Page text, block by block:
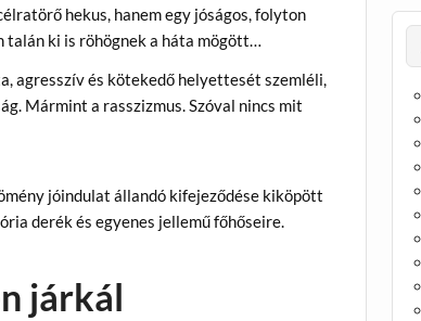
hekus, hanem egy jóságos, folyton
talán ki is röhögnek a háta mögött…
agresszív és kötekedő helyettesét szemléli,
Mármint a rasszizmus. Szóval nincs mit
jóindulat állandó kifejeződése kiköpött
derék és egyenes jellemű főhőseire.
járkál